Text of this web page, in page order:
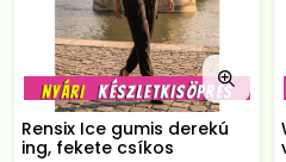
Rensix Ice gumis derekú
ing, fekete csíkos